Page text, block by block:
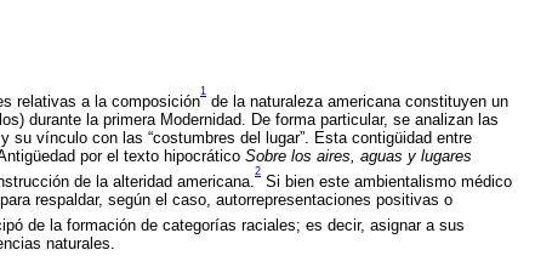
relativas a la composición
1
de la naturaleza americana constituyen un
durante la primera Modernidad. De forma particular, se analizan las
y su vínculo con las “costumbres del lugar”. Esta contigüidad entre
por el texto hipocrático Sobre los aires, aguas y lugares
de la alteridad americana.
2
Si bien este ambientalismo médico
para respaldar, según el caso, autorrepresentaciones positivas o
de la formación de categorías raciales; es decir, asignar a sus
naturales.